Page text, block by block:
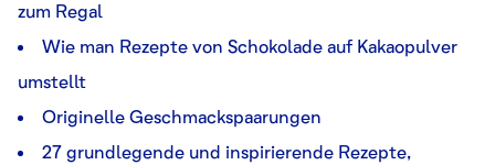
zum Regal
Wie man Rezepte von Schokolade auf Kakaopulver
umstellt
Originelle Geschmackspaarungen
27 grundlegende und inspirierende Rezepte,